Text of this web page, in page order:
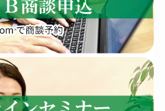
す